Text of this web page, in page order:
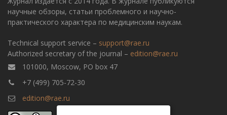
научные обзоры, статьи проблемного и научно-
практического характера по медицинским наукам.
Technical support service – support@rae.ru
Authorized secretary of the journal – edition@rae.ru
101000, Moscow, PO box 47
+7 (499) 705-72-30
edition@rae.ru